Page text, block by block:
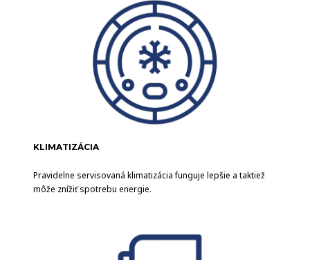
KLIMATIZÁCIA
Pravidelne servisovaná klimatizácia funguje lepšie a taktiež
môže znížiť spotrebu energie.